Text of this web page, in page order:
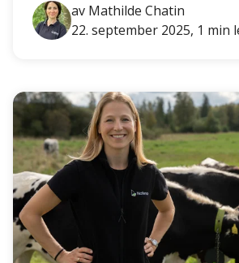
av Mathilde Chatin
22. september 2025, 1 min